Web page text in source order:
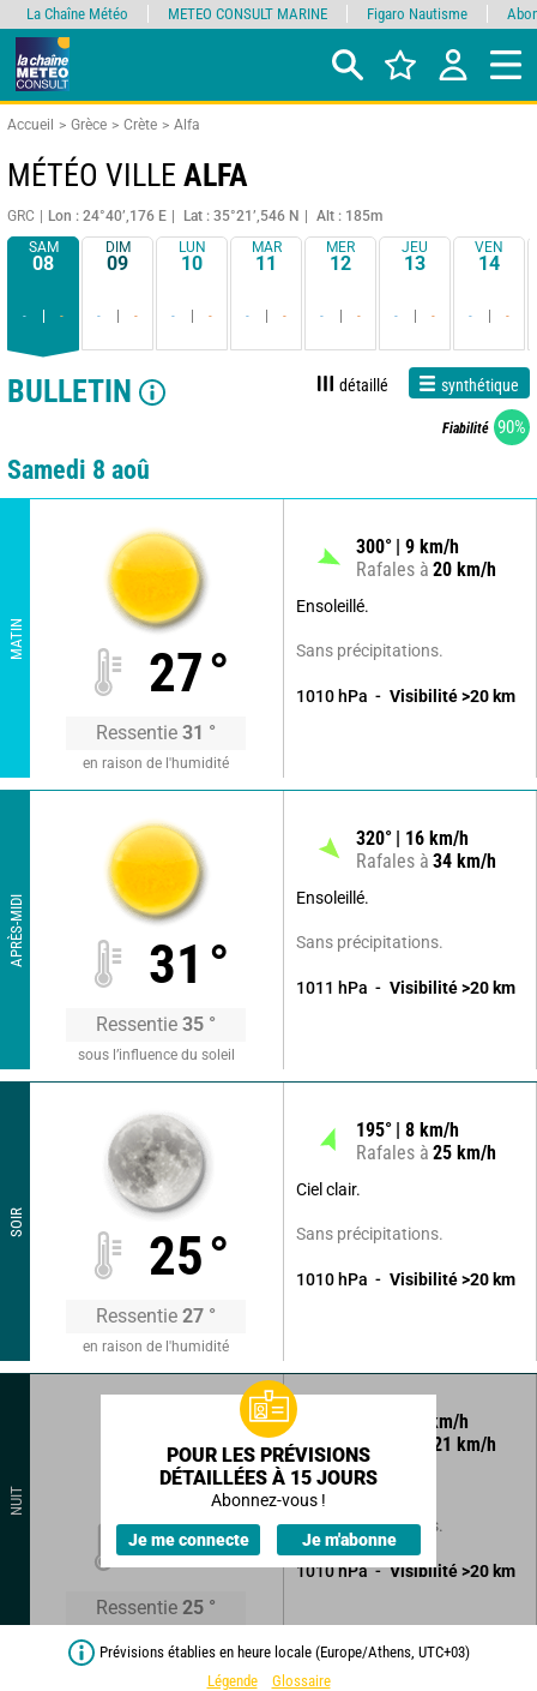
Accueil Grèce Crète Alfa
MÉTÉO VILLE ALFA
GRC Lon : 24°40’,176 E Lat : 35°21’,546 N
Alt : 185m
SAM
08
- -
DIM
09
- -
LUN
10
- -
MAR
11
- -
MER
12
- -
JEU
13
- -
VEN
14
- -
BULLETIN détaillé synthétique
Fiabilité 90%
Samedi 8 aoû
MATIN
27°
Ressentie 31 °
en raison de l'humidité
300° 9 km/h
Rafales à 20 km/h
Ensoleillé.
Sans précipitations.
1010 hPa Visibilité >20 km
APRÈS-MIDI 31 °
Ressentie 35 °
sous l’influence du soleil
320° 16 km/h
Rafales à 34 km/h
Ensoleillé.
Sans précipitations.
1011 hPa Visibilité >20 km
SOIR
25°
Ressentie 27 °
en raison de l'humidité
195° 8 km/h
Rafales à 25 km/h
Ciel clair.
Sans précipitations.
1010 hPa Visibilité >20 km
NUIT
23°
Ressentie 25 °
km/h
Rafales à
21 km/h
Ciel clair.
Sans précipitations.
1010hPa Visibilité >20 km
POUR LES PRÉVISIONS
DÉTAILLÉES À 15 JOURS
Abonnez-vous !
Je me connecte Je m'abonne
Prévisions établies en heure locale (Europe/Athens, UTC+03)
Légende
Glossaire
La Chaîne Météo METEO CONSULT MARINE Figaro Nautisme